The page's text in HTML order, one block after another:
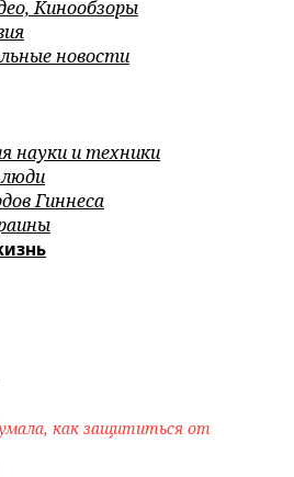
Кинообзоры
новости
науки и техники
Гиннеса
как защититься от